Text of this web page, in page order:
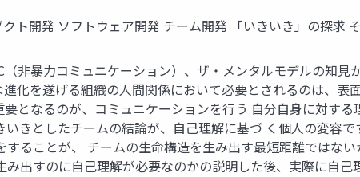
ト開発 ソフトウェア開発 チーム開発 「いきいき」の探求
（非暴力コミュニケーション）、ザ・メンタルモデルの知
進化を遂げる組織の人間関係において必要とされるのは、
となるのが、コミュニケーションを行う 自分自身に対す
きとしたチームの結論が、自己理解に基づ く個人の変容で
することが、 チームの生命構造を生み出す最短距離ではな
出すのに自己理解が必要なのかの説明した後、実際に自己